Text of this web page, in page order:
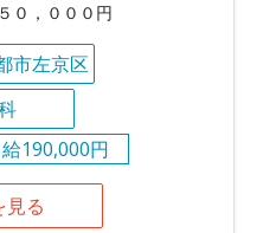
０，０００円
市左京区
190,000円
見る